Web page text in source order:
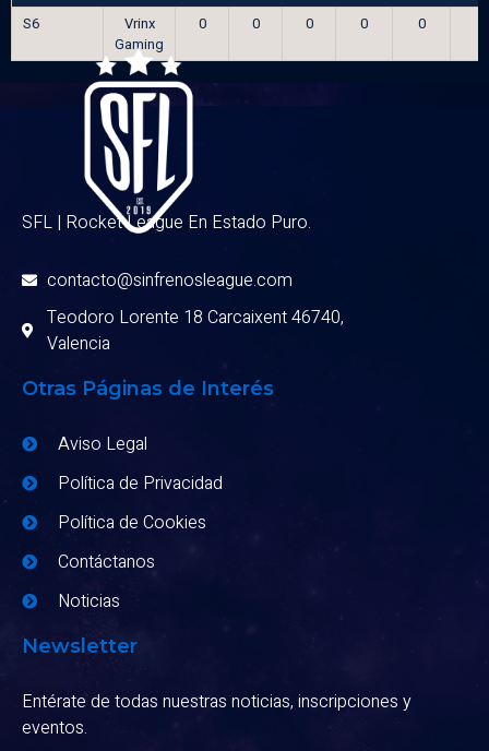
S6
Vrinx
Gaming
0 0 0 0 0
SFL | Rocket League En Estado Puro.
contacto@sinfrenosleague.com
Teodoro Lorente 18 Carcaixent 46740,
Valencia
Otras Páginas de Interés
Aviso Legal
Política de Privacidad
Política de Cookies
Contáctanos
Noticias
Newsletter
Entérate de todas nuestras noticias, inscripciones y
eventos.